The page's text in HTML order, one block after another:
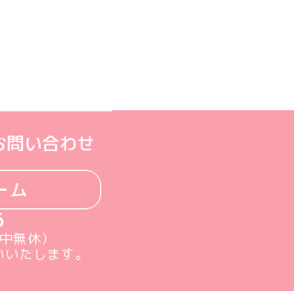
ント
問い合わせ
ム
無休）
たします。